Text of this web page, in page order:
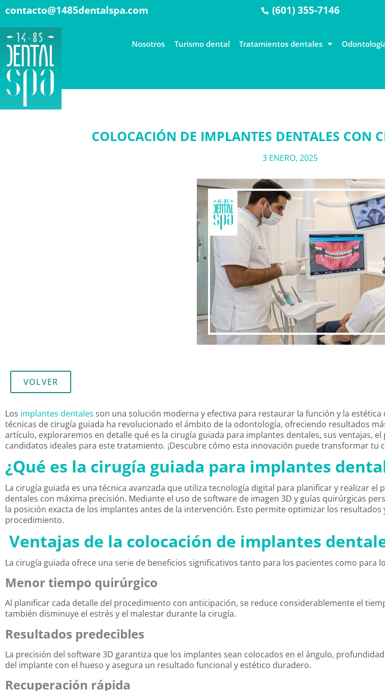
contacto@1485dentalspa.com (601) 355-7146
Nosotros Turismo dental Tratamientos dentales
COLOCACIÓN DE IMPLANTES DENTALES CON
3 ENERO, 2025
VOLVER
Los implantes dentales son una solución moderna y efectiva para restaurar la función y la
técnicas de cirugía guiada ha revolucionado el ámbito de la odontología, ofreciendo resultados
artículo, exploraremos en detalle qué es la cirugía guiada para implantes dentales, sus ventajas,
candidatos ideales para este tratamiento. ¡Descubre cómo esta innovación puede transformar tu
¿Qué es la cirugía guiada para implantes
La cirugía guiada es una técnica avanzada que utiliza tecnología digital para planificar y realizar
dentales con máxima precisión. Mediante el uso de software de imagen 3D y guías quirúrgicas
la posición exacta de los implantes antes de la intervención. Esto permite optimizar los
procedimiento.
Ventajas de la colocación de implantes
La cirugía guiada ofrece una serie de beneficios significativos tanto para los pacientes como para
Menor tiempo quirúrgico
Al planificar cada detalle del procedimiento con anticipación, se reduce considerablemente el
también disminuye el estrés y el malestar durante la cirugía.
Resultados predecibles
La precisión del software 3D garantiza que los implantes sean colocados en el ángulo,
del implante con el hueso y asegura un resultado funcional y estético duradero.
Recuperación rápida